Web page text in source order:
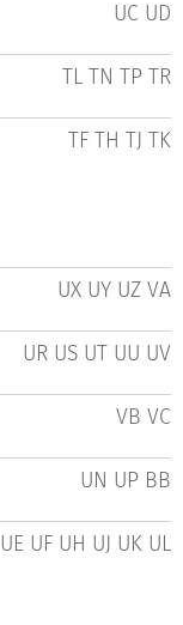
UC UD
TL TN TP TR
TF TH TJ TK
UX UY UZ VA
UR US UT UU UV
VB VC
UN UP BB
UE UF UH UJ UK UL